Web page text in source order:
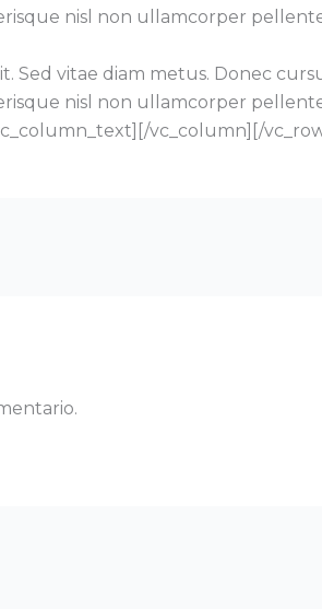
nisl non ullamcorper
vitae diam metus. Donec
nisl non ullamcorper
vc_column][/